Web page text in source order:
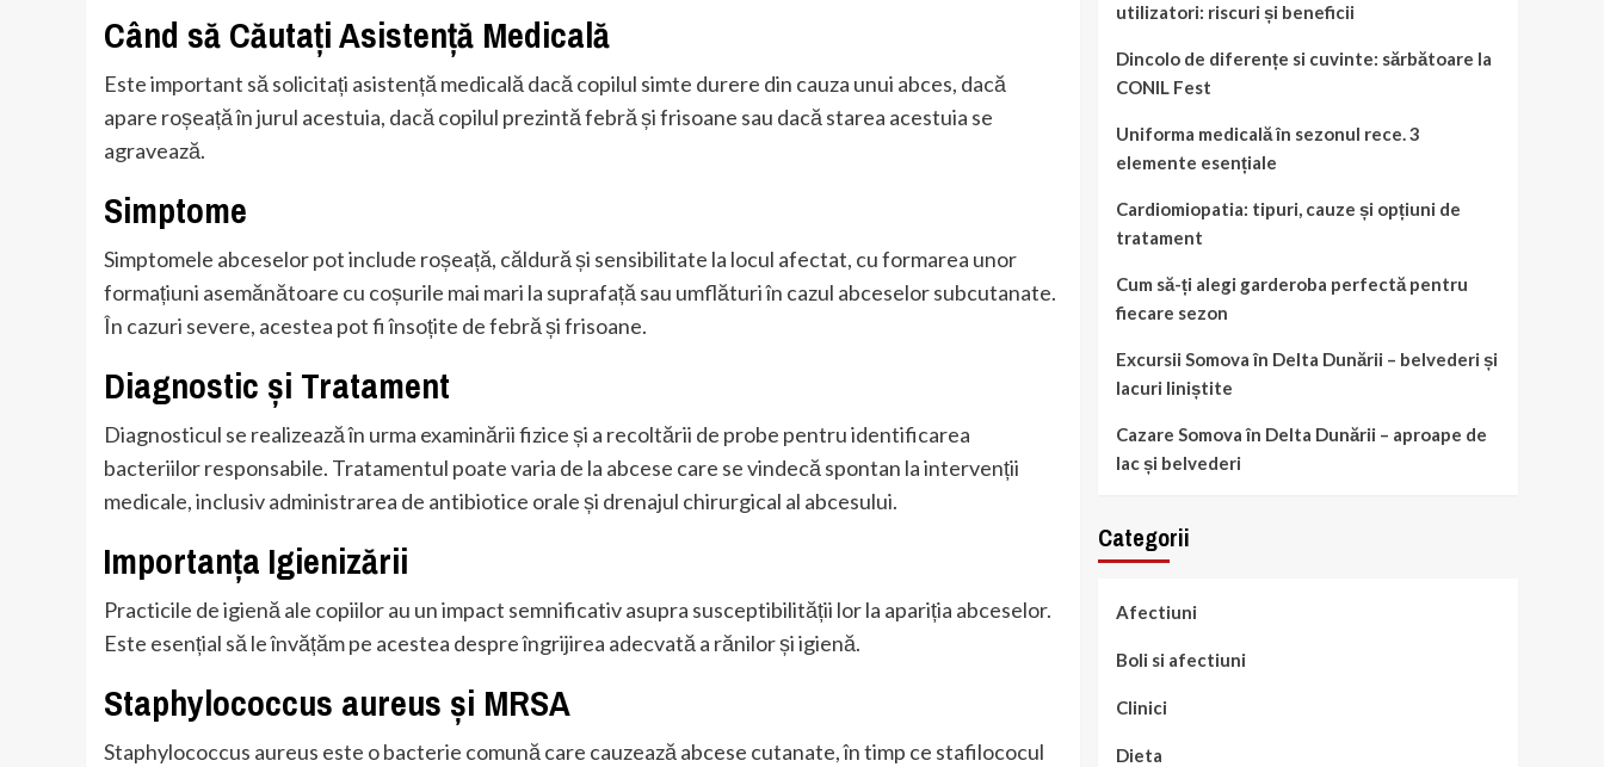
Când să Căutați Asistență Medicală
Este important să solicitați asistență medicală dacă copilul simte durere din cauza unui abces, dacă
apare roșeață în jurul acestuia, dacă copilul prezintă febră și frisoane sau dacă starea acestuia se
agravează.
Simptome
Simptomele abceselor pot include roșeață, căldură și sensibilitate la locul afectat, cu formarea unor
formațiuni asemănătoare cu coșurile mai mari la suprafață sau umflături în cazul abceselor subcutanate.
În cazuri severe, acestea pot fi însoțite de febră și frisoane.
Diagnostic și Tratament
Diagnosticul se realizează în urma examinării fizice și a recoltării de probe pentru identificarea
bacteriilor responsabile. Tratamentul poate varia de la abcese care se vindecă spontan la intervenții
medicale, inclusiv administrarea de antibiotice orale și drenajul chirurgical al abcesului.
Importanța Igienizării
Practicile de igienă ale copiilor au un impact semnificativ asupra susceptibilității lor la apariția abceselor.
Este esențial să le învățăm pe acestea despre îngrijirea adecvată a rănilor și igienă.
Staphylococcus aureus și MRSA
Staphylococcus aureus este o bacterie comună care cauzează abcese cutanate, în timp ce stafilococul
utilizatori: riscuri și beneficii
Dincolo de diferențe si cuvinte: sărbătoare la
CONIL Fest
Uniforma medicală în sezonul rece. 3
elemente esențiale
Cardiomiopatia: tipuri, cauze și opțiuni de
tratament
Cum să-ți alegi garderoba perfectă pentru
fiecare sezon
Excursii Somova în Delta Dunării – belvederi și
lacuri liniștite
Cazare Somova în Delta Dunării – aproape de
lac și belvederi
Categorii
Afectiuni
Boli si afectiuni
Clinici
Dieta